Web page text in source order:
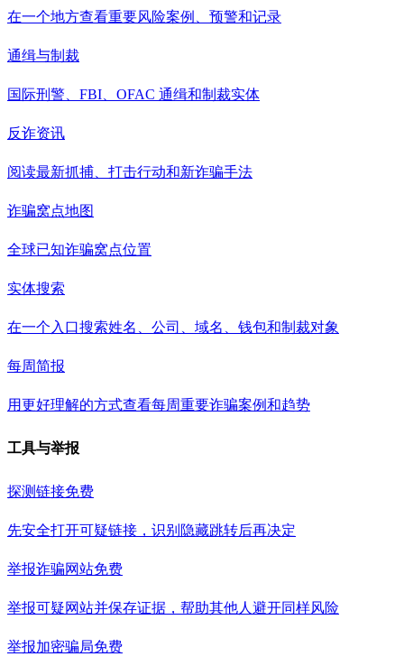
在一个地方查看重要风险案例、预警和记录
通缉与制裁
国际刑警、FBI、OFAC 通缉和制裁实体
反诈资讯
阅读最新抓捕、打击行动和新诈骗手法
诈骗窝点地图
全球已知诈骗窝点位置
实体搜索
在一个入口搜索姓名、公司、域名、钱包和制裁对象
每周简报
用更好理解的方式查看每周重要诈骗案例和趋势
工具与举报
探测链接免费
先安全打开可疑链接，识别隐藏跳转后再决定
举报诈骗网站免费
举报可疑网站并保存证据，帮助其他人避开同样风险
举报加密骗局免费